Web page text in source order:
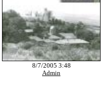
8/7/2005 3:48
Admin